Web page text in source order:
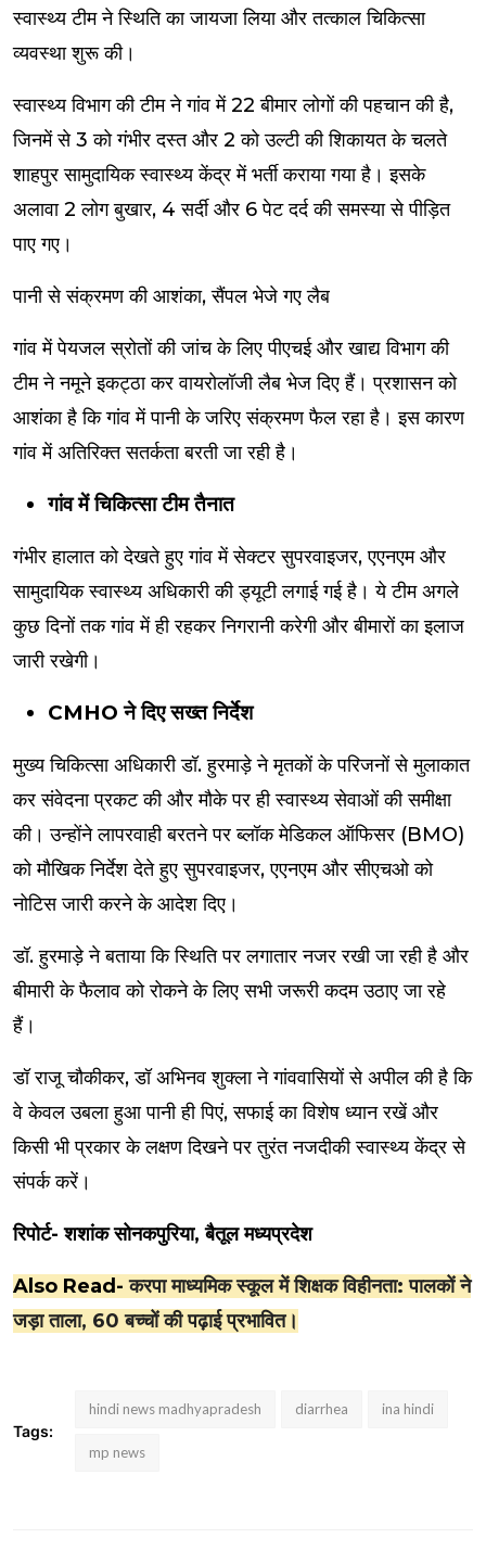
स्वास्थ्य टीम ने स्थिति का जायजा लिया और तत्काल चिकित्सा
व्यवस्था शुरू की।
स्वास्थ्य विभाग की टीम ने गांव में 22 बीमार लोगों की पहचान की है,
जिनमें से 3 को गंभीर दस्त और 2 को उल्टी की शिकायत के चलते
शाहपुर सामुदायिक स्वास्थ्य केंद्र में भर्ती कराया गया है। इसके
अलावा 2 लोग बुखार, 4 सर्दी और 6 पेट दर्द की समस्या से पीड़ित
पाए गए।
पानी से संक्रमण की आशंका, सैंपल भेजे गए लैब
गांव में पेयजल स्रोतों की जांच के लिए पीएचई और खाद्य विभाग की
टीम ने नमूने इकट्ठा कर वायरोलॉजी लैब भेज दिए हैं। प्रशासन को
आशंका है कि गांव में पानी के जरिए संक्रमण फैल रहा है। इस कारण
गांव में अतिरिक्त सतर्कता बरती जा रही है।
गांव में चिकित्सा टीम तैनात
गंभीर हालात को देखते हुए गांव में सेक्टर सुपरवाइजर, एएनएम और
सामुदायिक स्वास्थ्य अधिकारी की ड्यूटी लगाई गई है। ये टीम अगले
कुछ दिनों तक गांव में ही रहकर निगरानी करेगी और बीमारों का इलाज
जारी रखेगी।
CMHO ने दिए सख्त निर्देश
मुख्य चिकित्सा अधिकारी डॉ. हुरमाड़े ने मृतकों के परिजनों से मुलाकात
कर संवेदना प्रकट की और मौके पर ही स्वास्थ्य सेवाओं की समीक्षा
की। उन्होंने लापरवाही बरतने पर ब्लॉक मेडिकल ऑफिसर (BMO)
को मौखिक निर्देश देते हुए सुपरवाइजर, एएनएम और सीएचओ को
नोटिस जारी करने के आदेश दिए।
डॉ. हुरमाड़े ने बताया कि स्थिति पर लगातार नजर रखी जा रही है और
बीमारी के फैलाव को रोकने के लिए सभी जरूरी कदम उठाए जा रहे
हैं।
डॉ राजू चौकीकर, डॉ अभिनव शुक्ला ने गांववासियों से अपील की है कि
वे केवल उबला हुआ पानी ही पिएं, सफाई का विशेष ध्यान रखें और
किसी भी प्रकार के लक्षण दिखने पर तुरंत नजदीकी स्वास्थ्य केंद्र से
संपर्क करें।
रिपोर्ट- शशांक सोनकपुरिया, बैतूल मध्यप्रदेश
Also Read-करपा माध्यमिक स्कूल में शिक्षक विहीनता: पालकों ने
जड़ा ताला, 60 बच्चों की पढ़ाई प्रभावित।
Tags:
hindi news madhyapradesh diarrhea ina hindi
mp news